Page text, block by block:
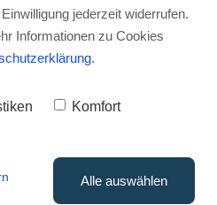
Webhosting-
Vielfalt
jederzeit widerrufen.
Informationen zu Cookies
.
Komfort
Alle auswählen